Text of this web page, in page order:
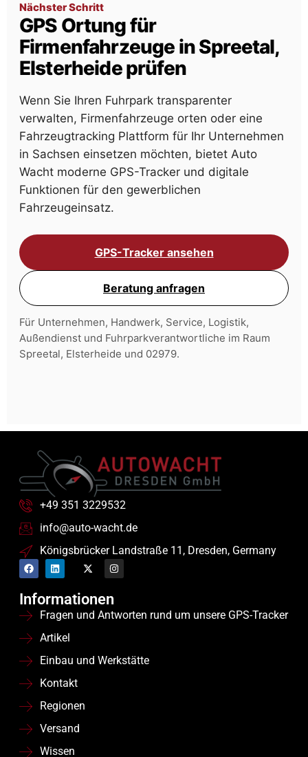
Nächster Schritt
GPS Ortung für
Firmenfahrzeuge in Spreetal,
Elsterheide prüfen
Wenn Sie Ihren Fuhrpark transparenter
verwalten, Firmenfahrzeuge orten oder eine
Fahrzeugtracking Plattform für Ihr Unternehmen
in Sachsen einsetzen möchten, bietet Auto
Wacht moderne GPS-Tracker und digitale
Funktionen für den gewerblichen
Fahrzeugeinsatz.
GPS-Tracker ansehen
Beratung anfragen
Für Unternehmen, Handwerk, Service, Logistik,
Außendienst und Fuhrparkverantwortliche im Raum
Spreetal, Elsterheide und 02979.
+49 351 3229532
info@auto-wacht.de
Königsbrücker Landstraße 11, Dresden, Germany
Informationen
Fragen und Antworten rund um unsere GPS-Tracker
Artikel
Einbau und Werkstätte
Kontakt
Regionen
Versand
Wissen